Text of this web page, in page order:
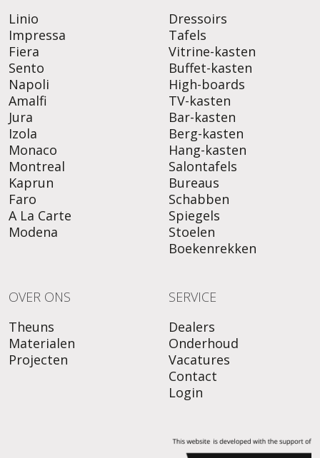
Linio
Impressa
Fiera
Sento
Napoli
Amalfi
Jura
Izola
Monaco
Montreal
Kaprun
Faro
A La Carte
Modena
Dressoirs
Tafels
Vitrine-kasten
Buffet-kasten
High-boards
TV-kasten
Bar-kasten
Berg-kasten
Hang-kasten
Salontafels
Bureaus
Schabben
Spiegels
Stoelen
Boekenrekken
OVER ONS
Theuns
Materialen
Projecten
SERVICE
Dealers
Onderhoud
Vacatures
Contact
Login